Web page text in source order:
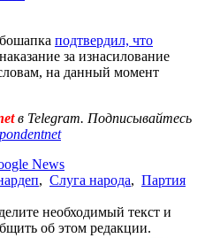
подтвердил, что
за изнасилование
на данный момент
в Telegram. Подписывайтесь
News
, Слуга народа, Партия
необходимый текст и
об этом редакции.